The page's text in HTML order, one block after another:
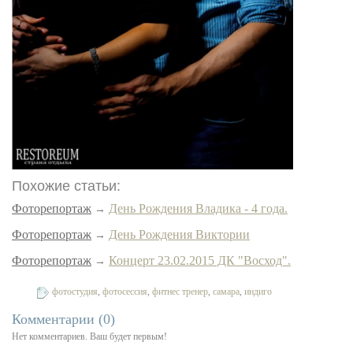
Похожие статьи:
Фоторепортаж → День Рождения Владика - 4 года.
Фоторепортаж → День Рождения Виктории
Фоторепортаж → Концерт 23.02.2015 ДК "Восход".
фотостудия,фотосессия,фитнес тренер,самара,индиго
Комментарии (0)
Нет комментариев. Ваш будет первым!